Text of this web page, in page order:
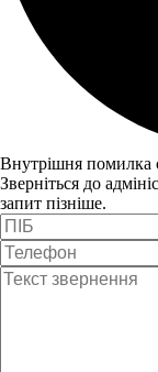
Внутрішня помилка
Зверніться до
запит пізніше.